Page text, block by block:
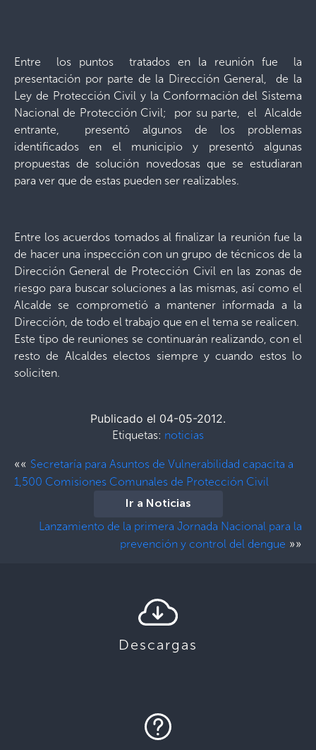
Entre los puntos tratados en la reunión fue la
presentación por parte de la Dirección General, de la
Ley de Protección Civil y la Conformación del Sistema
Nacional de Protección Civil; por su parte, el Alcalde
entrante, presentó algunos de los problemas
identificados en el municipio y presentó algunas
propuestas de solución novedosas que se estudiaran
para ver que de estas pueden ser realizables.
Entre los acuerdos tomados al finalizar la reunión fue la
de hacer una inspección con un grupo de técnicos de la
Dirección General de Protección Civil en las zonas de
riesgo para buscar soluciones a las mismas, así como el
Alcalde se comprometió a mantener informada a la
Dirección, de todo el trabajo que en el tema se realicen.
Este tipo de reuniones se continuarán realizando, con el
resto de Alcaldes electos siempre y cuando estos lo
soliciten.
Publicado el 04-05-2012.
Etiquetas: noticias
«« Secretaría para Asuntos de Vulnerabilidad capacita a
1,500 Comisiones Comunales de Protección Civil
Ir a Noticias
Lanzamiento de la primera Jornada Nacional para la
prevención y control del dengue »»
Descargas